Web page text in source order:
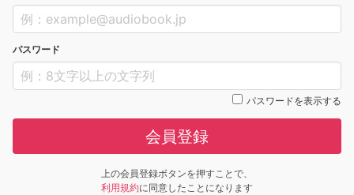
パスワード
パスワードを表示する
会員登録
上の会員登録ボタンを押すことで、
利用規約に同意したことになります